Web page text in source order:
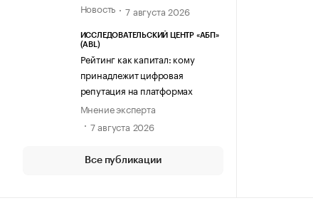
Новость
7 августа 2026
ИССЛЕДОВАТЕЛЬСКИЙ ЦЕНТР «АБП»
(ABL)
Рейтинг как капитал: кому
принадлежит цифровая
репутация на платформах
Мнение эксперта
7 августа 2026
Все публикации